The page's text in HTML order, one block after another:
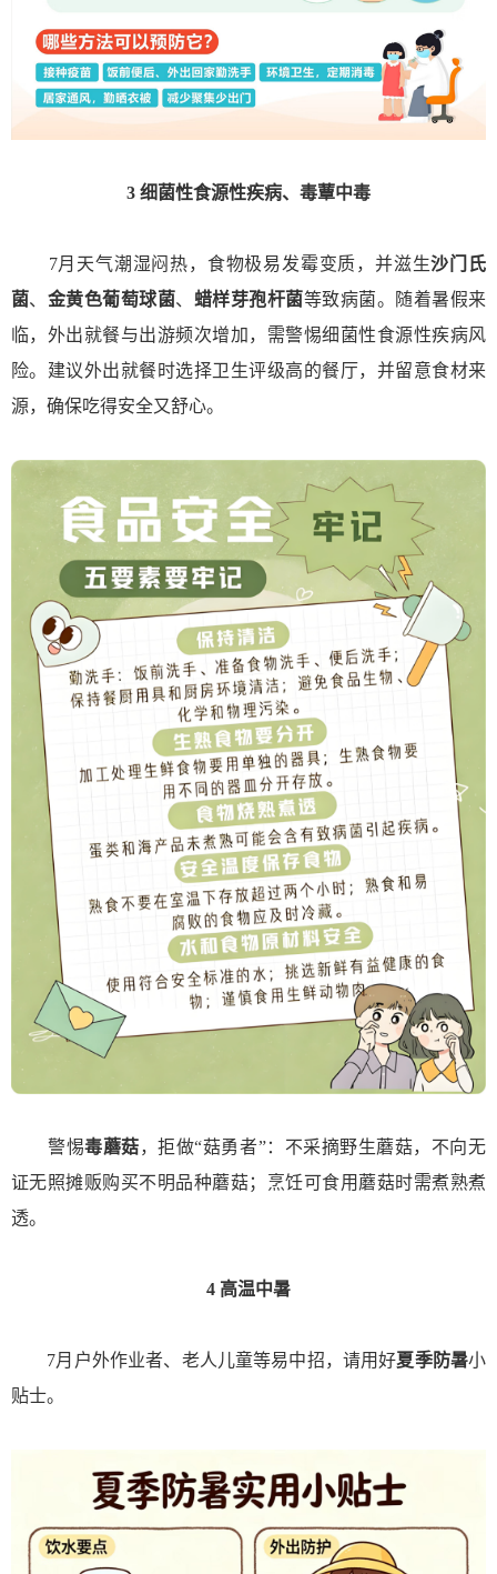
3 细菌性食源性疾病、 毒蕈中毒
7月天气潮湿闷热，食物极易发霉变质，并滋生沙门氏
菌、 金黄色葡萄球菌、 蜡样芽孢杆菌等致病菌。随着暑假来
临，外出就餐与出游频次增加，需警惕细菌性食源性疾病风
险。建议外出就餐时选择卫生评级高的餐厅，并留意食材来
源，确保吃得安全又舒心。
警惕毒蘑菇，拒做“菇勇者”：不采摘野生蘑菇，不向无
证无照摊贩购买不明品种蘑菇；烹饪可食用蘑菇时需煮熟煮
透。
4 高温中暑
7月户外作业者、老人儿童等易中招，请用好夏季防暑小
贴士。